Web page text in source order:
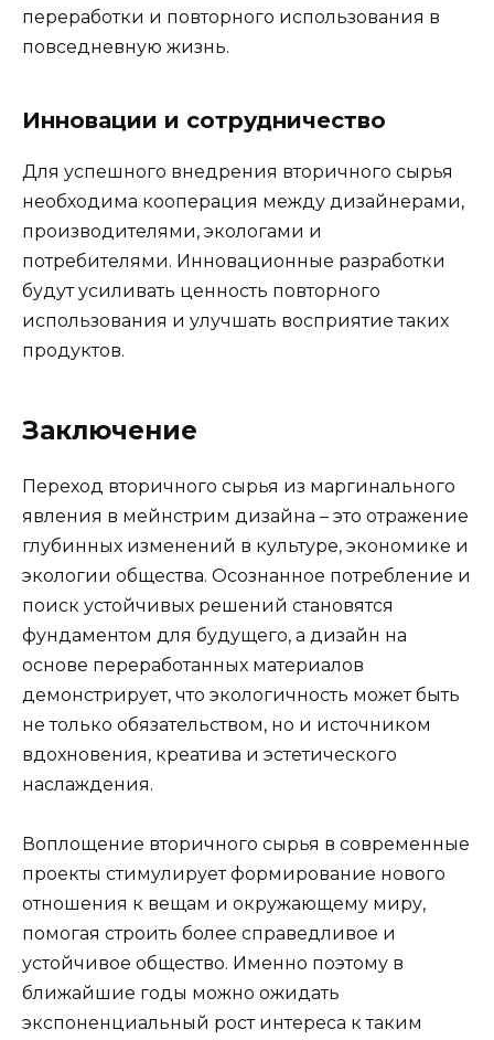
переработки и повторного использования в
повседневную жизнь.
Инновации и сотрудничество
Для успешного внедрения вторичного сырья
необходима кооперация между дизайнерами,
производителями, экологами и
потребителями. Инновационные разработки
будут усиливать ценность повторного
использования и улучшать восприятие таких
продуктов.
Заключение
Переход вторичного сырья из маргинального
явления в мейнстрим дизайна – это отражение
глубинных изменений в культуре, экономике и
экологии общества. Осознанное потребление и
поиск устойчивых решений становятся
фундаментом для будущего, а дизайн на
основе переработанных материалов
демонстрирует, что экологичность может быть
не только обязательством, но и источником
вдохновения, креатива и эстетического
наслаждения.
Воплощение вторичного сырья в современные
проекты стимулирует формирование нового
отношения к вещам и окружающему миру,
помогая строить более справедливое и
устойчивое общество. Именно поэтому в
ближайшие годы можно ожидать
экспоненциальный рост интереса к таким